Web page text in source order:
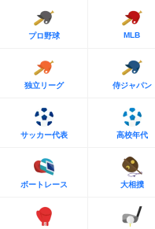
プロ野球 MLB
独立リーグ 侍ジャパン
サッカー代表 高校年代
ボートレース 大相撲